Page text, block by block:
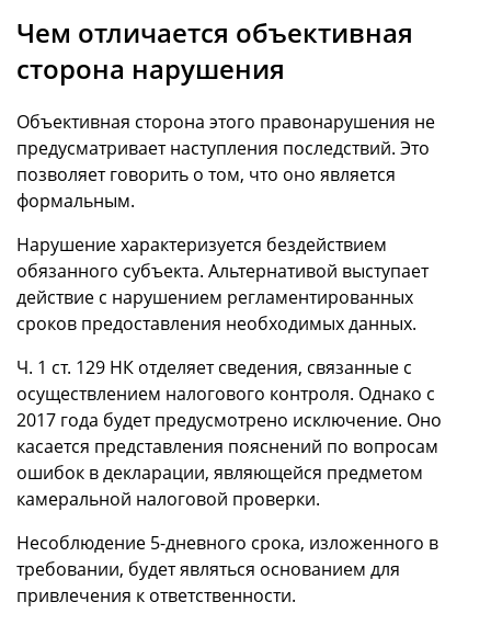
Чем отличается объективная
сторона нарушения
Объективная сторона этого правонарушения не
предусматривает наступления последствий. Это
позволяет говорить о том, что оно является
формальным.
Нарушение характеризуется бездействием
обязанного субъекта. Альтернативой выступает
действие с нарушением регламентированных
сроков предоставления необходимых данных.
Ч. 1 ст. 129 НК отделяет сведения, связанные с
осуществлением налогового контроля. Однако с
2017 года будет предусмотрено исключение. Оно
касается представления пояснений по вопросам
ошибок в декларации, являющейся предметом
камеральной налоговой проверки.
Несоблюдение 5-дневного срока, изложенного в
требовании, будет являться основанием для
привлечения к ответственности.